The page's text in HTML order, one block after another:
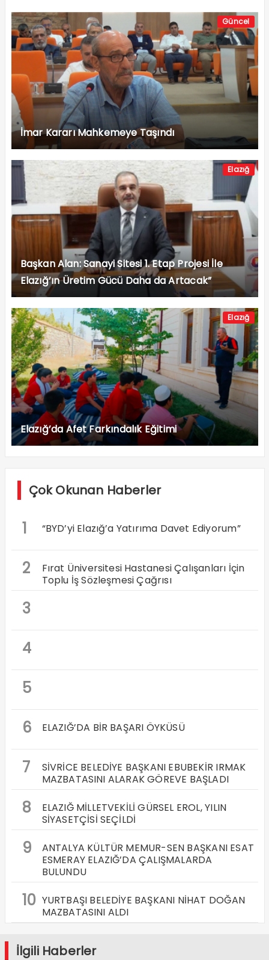
Güncel
İmar Kararı Mahkemeye Taşındı
Elazığ
Başkan Alan: Sanayi Sitesi 1. Etap Projesi İle
Elazığ’ın Üretim Gücü Daha da Artacak”
Elazığ
Elazığ’da Afet Farkındalık Eğitimi
Çok Okunan Haberler
1 “BYD’yi Elazığ’a Yatırıma Davet Ediyorum”
2
Fırat Üniversitesi Hastanesi Çalışanları İçin
Toplu İş Sözleşmesi Çağrısı
3
4
5
6
ELAZIĞ’DA BİR BAŞARI ÖYKÜSÜ
7
SİVRİCE BELEDİYE BAŞKANI EBUBEKİR IRMAK
MAZBATASINI ALARAK GÖREVE BAŞLADI
8
ELAZIĞ MİLLETVEKİLİ GÜRSEL EROL, YILIN
SİYASETÇİSİ SEÇİLDİ
9
ANTALYA KÜLTÜR MEMUR-SEN BAŞKANI ESAT
ESMERAY ELAZIĞ’DA ÇALIŞMALARDA
BULUNDU
10 YURTBAŞI BELEDİYE BAŞKANI NİHAT DOĞAN
MAZBATASINI ALDI
İlgili Haberler